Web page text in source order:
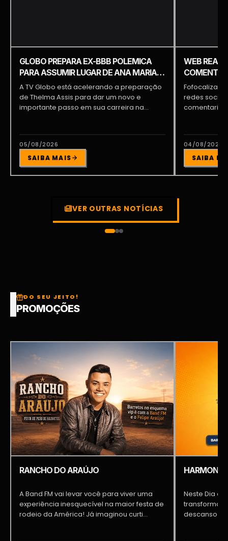
GLOBO PREPARA EX-BBB POLEMICA
PARA ASSUMIR LUGAR DE ANA MARIA
BRAGA E PATRÍCIA POETA
A TV Globo está acelerando a preparação
de Thelma Assis para dar um novo e
importante passo em sua carreira na...
05/08/2026
SAIBA MAIS
WEB
redes
04/08/2026
SAIBA
VER OUTRAS NOTÍCIAS
DO SEU JEITO!
PROMOÇÕES
RANCHO DO ARAÚJO
A Band FM vai levar você para viver uma
experiência inesquecível na maior festa de
rodeio da América! Já imaginou curti...
Neste Dia
transformar
descanso